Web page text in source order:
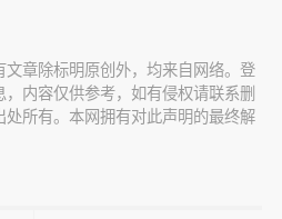
章除标明原创外，均来自网络。登
内容仅供参考，如有侵权请联系删
处所有。本网拥有对此声明的最终解